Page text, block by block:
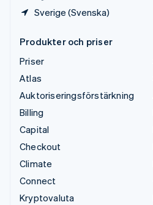
Sverige (Svenska)
Produkter och priser
Priser
Atlas
Auktoriseringsförstärkning
Billing
Capital
Checkout
Climate
Connect
Kryptovaluta